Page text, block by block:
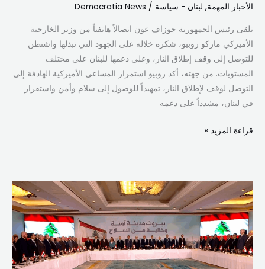
الأخبار المهمة, لبنان - سياسة /
Democratia News
تلقى رئيس الجمهورية جوزاف عون اتصالاً هاتفياً من وزير الخارجية
الأميركي ماركو روبيو، شكره خلاله على الجهود التي تبذلها واشنطن
للتوصل إلى وقف إطلاق النار، وعلى دعمها للبنان على مختلف
المستويات. من جهته، أكد روبيو استمرار المساعي الأميركية الهادفة إلى
التوصل لوقف لإطلاق النار، تمهيداً للوصول إلى سلام وأمن واستقرار
في لبنان، مشدداً على دعمه
قراءة المزيد »
نواب
بيروت
يؤكدون
من
“فينيسيا”
دعم